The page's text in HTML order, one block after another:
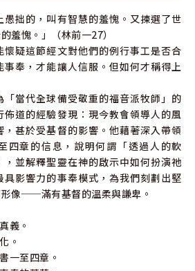
愚拙的，叫有智慧的羞愧。又揀選了世
羞愧。」（林前一27）
懷疑這節經文對他們的例行事工是否合
事奉，才能讓人信服。但如何才稱得上
「當代全球備受敬重的福音派牧師」的
佈道的經驗發現：現今教會領導人的風
甚於受基督的影響。他藉著深入帶領
四章的信息，說明何謂「透過人的軟
，並解釋聖靈在神的啟示中如何扮演祂
具影響力的事奉模式，為我們刻劃出堅
像──滿有基督的溫柔與謙卑。
義。
。
一至四章。